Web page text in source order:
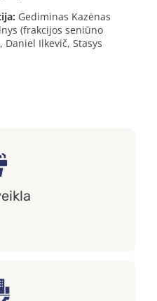
Gediminas Kazėnas
(frakcijos seniūno
Daniel Ilkevič, Stasys